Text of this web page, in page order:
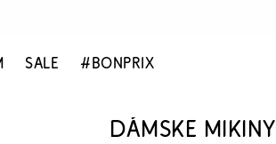
SALE #BONPRIX
DÁMSKE MIKINY